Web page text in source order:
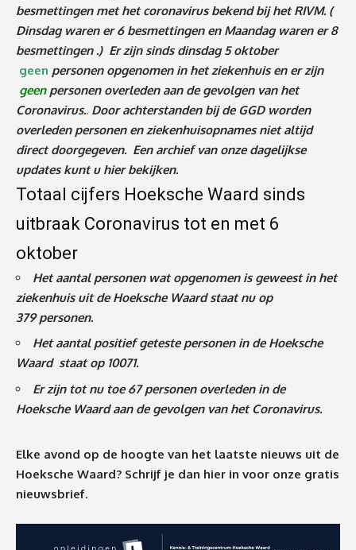
besmettingen met het coronavirus bekend bij het RIVM. (
Dinsdag waren er 6 besmettingen en Maandag waren er 8
besmettingen .) Er zijn sinds dinsdag 5 oktober
geen personen opgenomen in het ziekenhuis en er zijn
geenpersonen overleden aan de gevolgen van het
Coronavirus.. Door achterstanden bij de GGD worden
overleden personen en ziekenhuisopnames niet altijd
direct doorgegeven. Een archief van onze dagelijkse
updates kunt u hierbekijken.
Totaal cijfers Hoeksche Waard sinds
uitbraak Coronavirus tot en met 6
oktober
Het aantal personen wat opgenomen is geweest in het
ziekenhuis uit de Hoeksche Waard staat nu op
379personen.
Het aantal positief geteste personen in de Hoeksche
Waard staat op 10071.
Er zijn tot nu toe 67 personen overleden in de
Hoeksche Waard aan de gevolgen van het Coronavirus.
Elke avond op de hoogte van het laatste nieuws uit de
Hoeksche Waard? Schrijf je dan hier in voor onze gratis
nieuwsbrief.